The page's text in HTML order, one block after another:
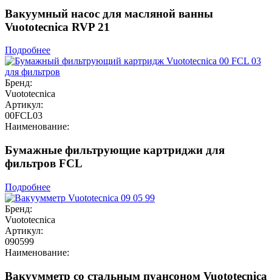
Вакуумный насос для масляной ванны
Vuototecnica RVP 21
Подробнее
Бренд:
Vuototecnica
Артикул:
00FCL03
Наименование:
Бумажные фильтрующие картриджи для
фильтров FCL
Подробнее
Бренд:
Vuototecnica
Артикул:
090599
Наименование:
Вакуумметр со стальным пуансоном Vuototecnica